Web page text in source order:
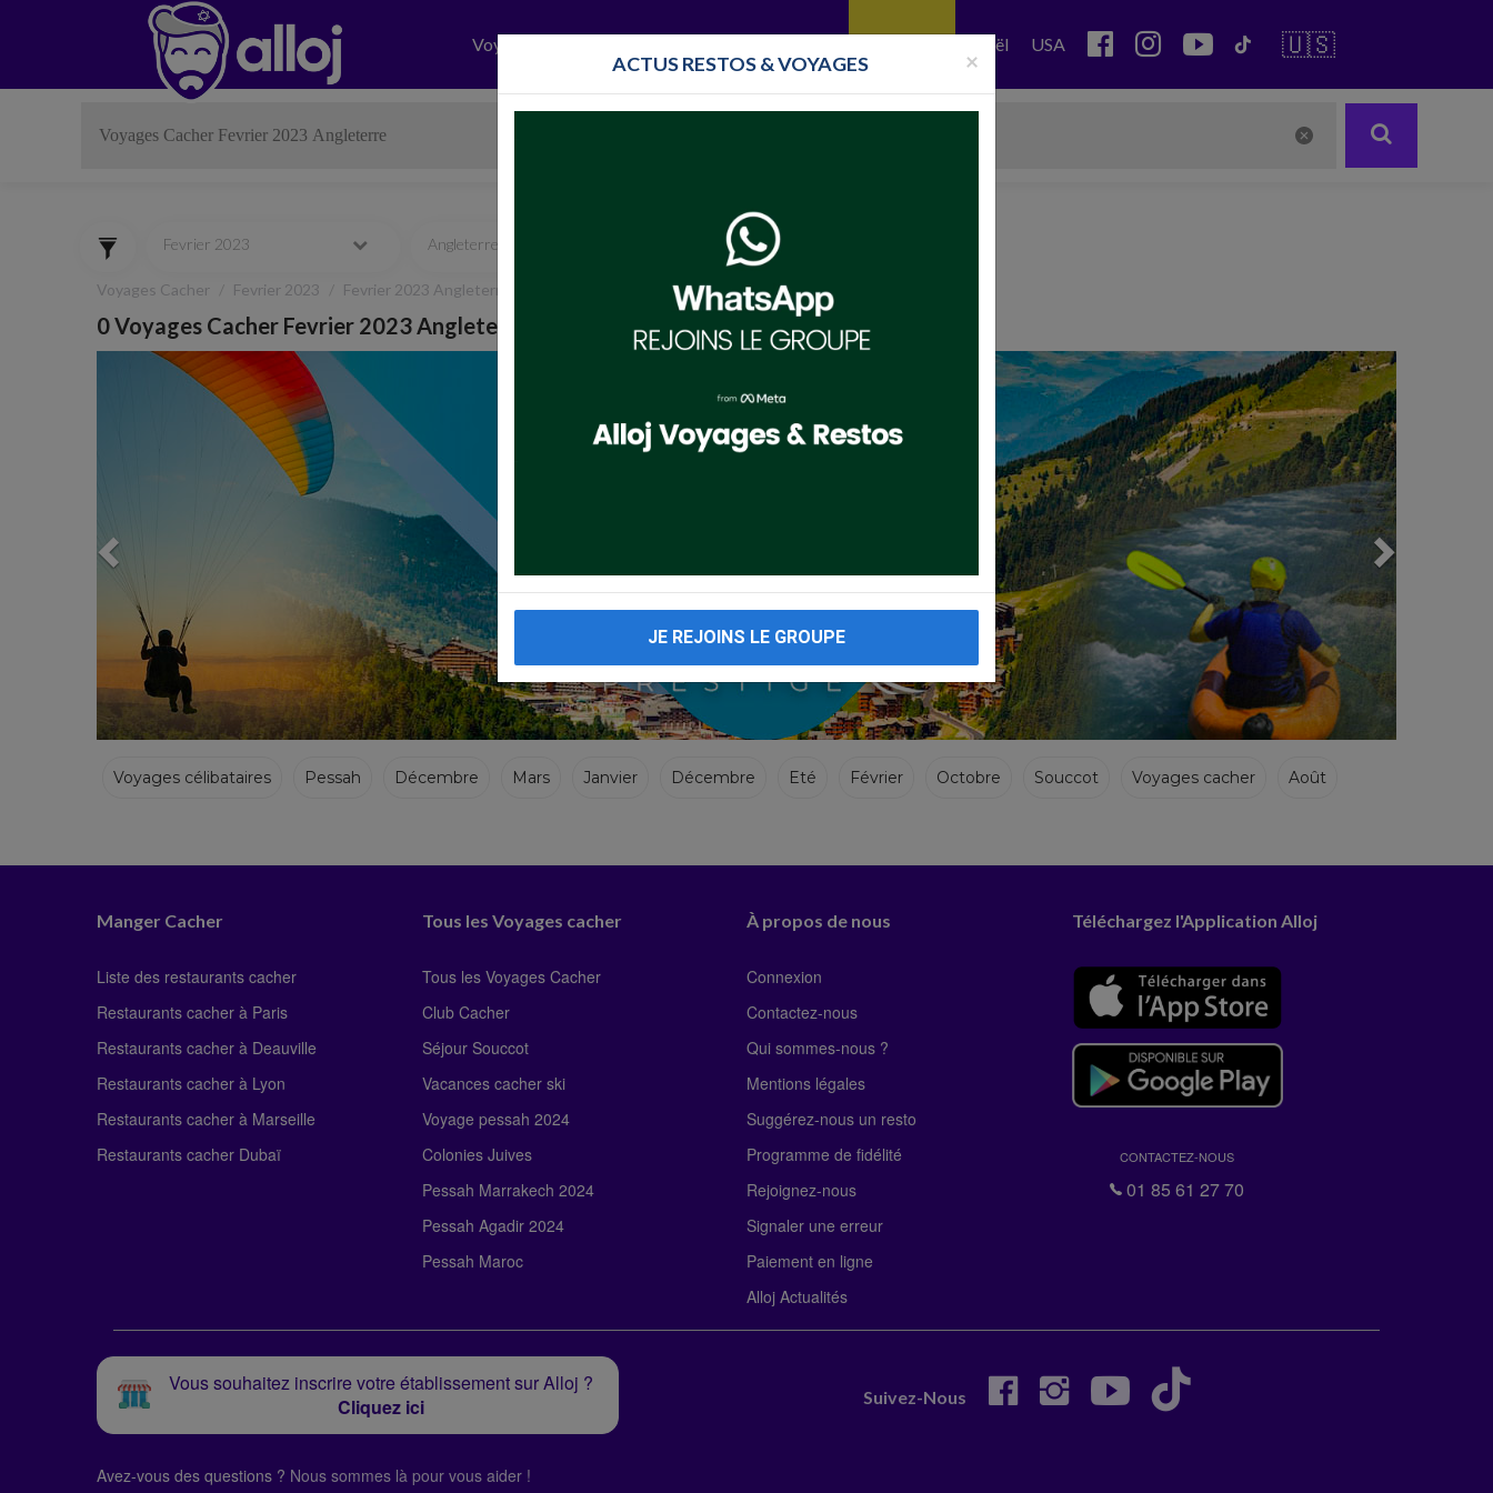
Voyages Israël USA 🇺🇸
Fevrier 2023 Angleterre Toutes les surveillances
Voyages Cacher Fevrier 2023 Fevrier 2023 Angleterre
0 Voyages Cacher Fevrier 2023 Angleterre
Previous
Next
Voyages célibataires Pessah Décembre Mars Janvier Décembre Eté Février Octobre Souccot Voyages cacher Août
Manger Cacher
Liste des restaurants cacher
Restaurants cacher à Paris
Restaurants cacher à Deauville
Restaurants cacher à Lyon
Restaurants cacher à Marseille
Restaurants cacher Dubaï
Tous les Voyages cacher
Tous les Voyages Cacher
Club Cacher
Séjour Souccot
Vacances cacher ski
Voyage pessah 2024
Colonies Juives
Pessah Marrakech 2024
Pessah Agadir 2024
Pessah Maroc
À propos de nous
Connexion
Contactez-nous
Qui sommes-nous ?
Mentions légales
Suggérez-nous un resto
Programme de fidélité
Rejoignez-nous
Signaler une erreur
Paiement en ligne
Alloj Actualités
Téléchargez l'Application Alloj
CONTACTEZ-NOUS
01 85 61 27 70
Vous souhaitez inscrire votre établissement sur Alloj ?
Cliquez ici
Suivez-Nous
Avez-vous des questions ? Nous sommes là pour vous aider !
×
ACTUS RESTOS & VOYAGES
JE REJOINS LE GROUPE